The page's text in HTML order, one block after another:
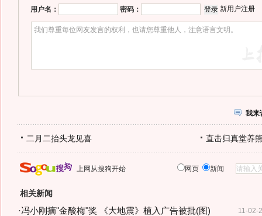
用户名： 密码： 新用户注册
我来
二月二抬头龙见喜 直击归真堂养
上网从搜狗开始 网页 新闻
相关新闻
11-02-
·冯小刚摘"金酸梅"奖 《大地震》植入广告被批(图)